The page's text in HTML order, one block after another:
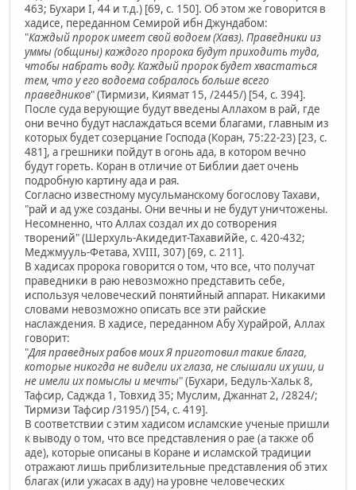
463; Бухари I, 44 и т.д.) [69, с. 150]. Об этом же говорится в
хадисе, переданном Семирой ибн Джундабом:
"Каждый пророк имеет свой водоем (Хавз). Праведники из
уммы (общины) каждого пророка будут приходить туда,
чтобы набрать воду. Каждый пророк будет хвастаться
тем, что у его водоема собралось больше всего
праведников" (Тирмизи, Киямат 15, /2445/) [54, c. 394].
После суда верующие будут введены Аллахом в рай, где
они вечно будут наслаждаться всеми благами, главным из
которых будет созерцание Господа (Коран, 75:22-23) [23, c.
481], а грешники пойдут в огонь ада, в котором вечно
будут гореть. Коран в отличие от Библии дает очень
подробную картину ада и рая.
Согласно известному мусульманскому богослову Тахави,
"рай и ад уже созданы. Они вечны и не будут уничтожены.
Несомненно, что Аллах создал их до сотворения
творений" (Шерхуль-Акидедит-Тахавиййе, с. 420-432;
Меджмууль-Фетава, XVIII, 307) [69, с. 211].
В хадисах пророка говорится о том, что все, что получат
праведники в раю невозможно представить себе,
используя человеческий понятийный аппарат. Никакими
словами невозможно описать все эти райские
наслаждения. В хадисе, переданном Абу Хурайрой, Аллах
говорит:
"Для праведных рабов моих Я приготовил такие блага,
которые никогда не видели их глаза, не слышали их уши, и
не имели их помыслы и мечты" (Бухари, Бедуль-Хальк 8,
Тафсир, Саджда 1, Товхид 35; Муслим, Джаннат 2, /2824/;
Тирмизи Тафсир /3195/) [54, с. 419].
В соответствии с этим хадисом исламские ученые пришли
к выводу о том, что все представления о рае (а также об
аде), которые описаны в Коране и исламской традиции
отражают лишь приблизительные представления об этих
благах (или ужасах в аду) на уровне человеческих